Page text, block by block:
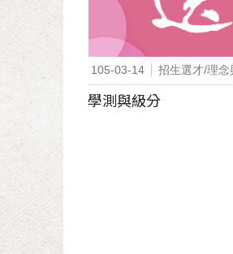
105-03-14 招生選才/理念
學測與級分